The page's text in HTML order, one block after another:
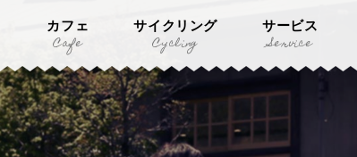
カフェ
Cafe
サイクリング
Cycling
サービス
Service